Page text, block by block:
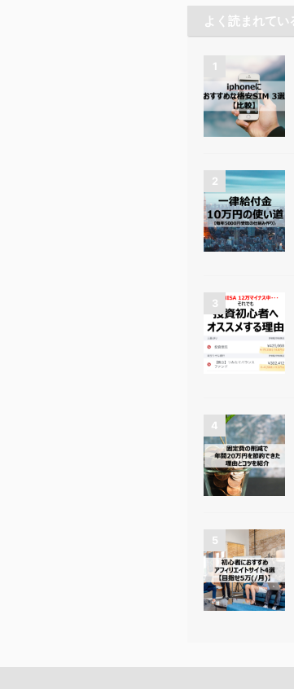
よく読まれてい
1
2
3
4
5